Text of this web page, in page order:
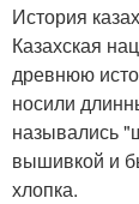
История
Казахская
древнюю
носили
назывались
вышивкой и
хлопка.